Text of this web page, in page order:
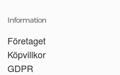
Information
Företaget
Köpvillkor
GDPR